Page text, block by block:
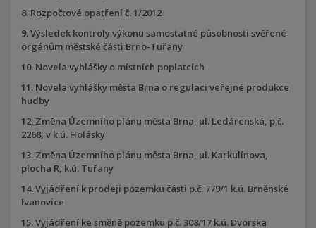
Rozpočtové opatření č. 1/2012
Výsledek kontroly výkonu samostatné působnosti svěřené
orgánům městské části Brno-Tuřany
Novela vyhlášky o místních poplatcích
Novela vyhlášky města Brna o regulaci veřejné produkce
hudby
Změna Územního plánu města Brna, ul. Ledárenská, p.č.
2268, v k.ú. Holásky
Změna Územního plánu města Brna, ul. Karkulínova,
plocha R, k.ú. Tuřany
Vyjádření k prodeji pozemku části p.č. 779/1 k.ú. Brněnské
Ivanovice
Vyjádření ke směně pozemku p.č. 308/17 k.ú. Dvorska